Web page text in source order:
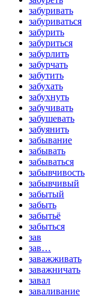
забуривать
забуриваться
забурить
забуриться
забурлить
забурчать
забутить
забухать
забухнуть
забучивать
забушевать
забуянить
забывание
забывать
забываться
забывчивость
забывчивый
забытый
забыть
забытьё
забыться
зав
зав…
заважживать
заважничать
завал
заваливание